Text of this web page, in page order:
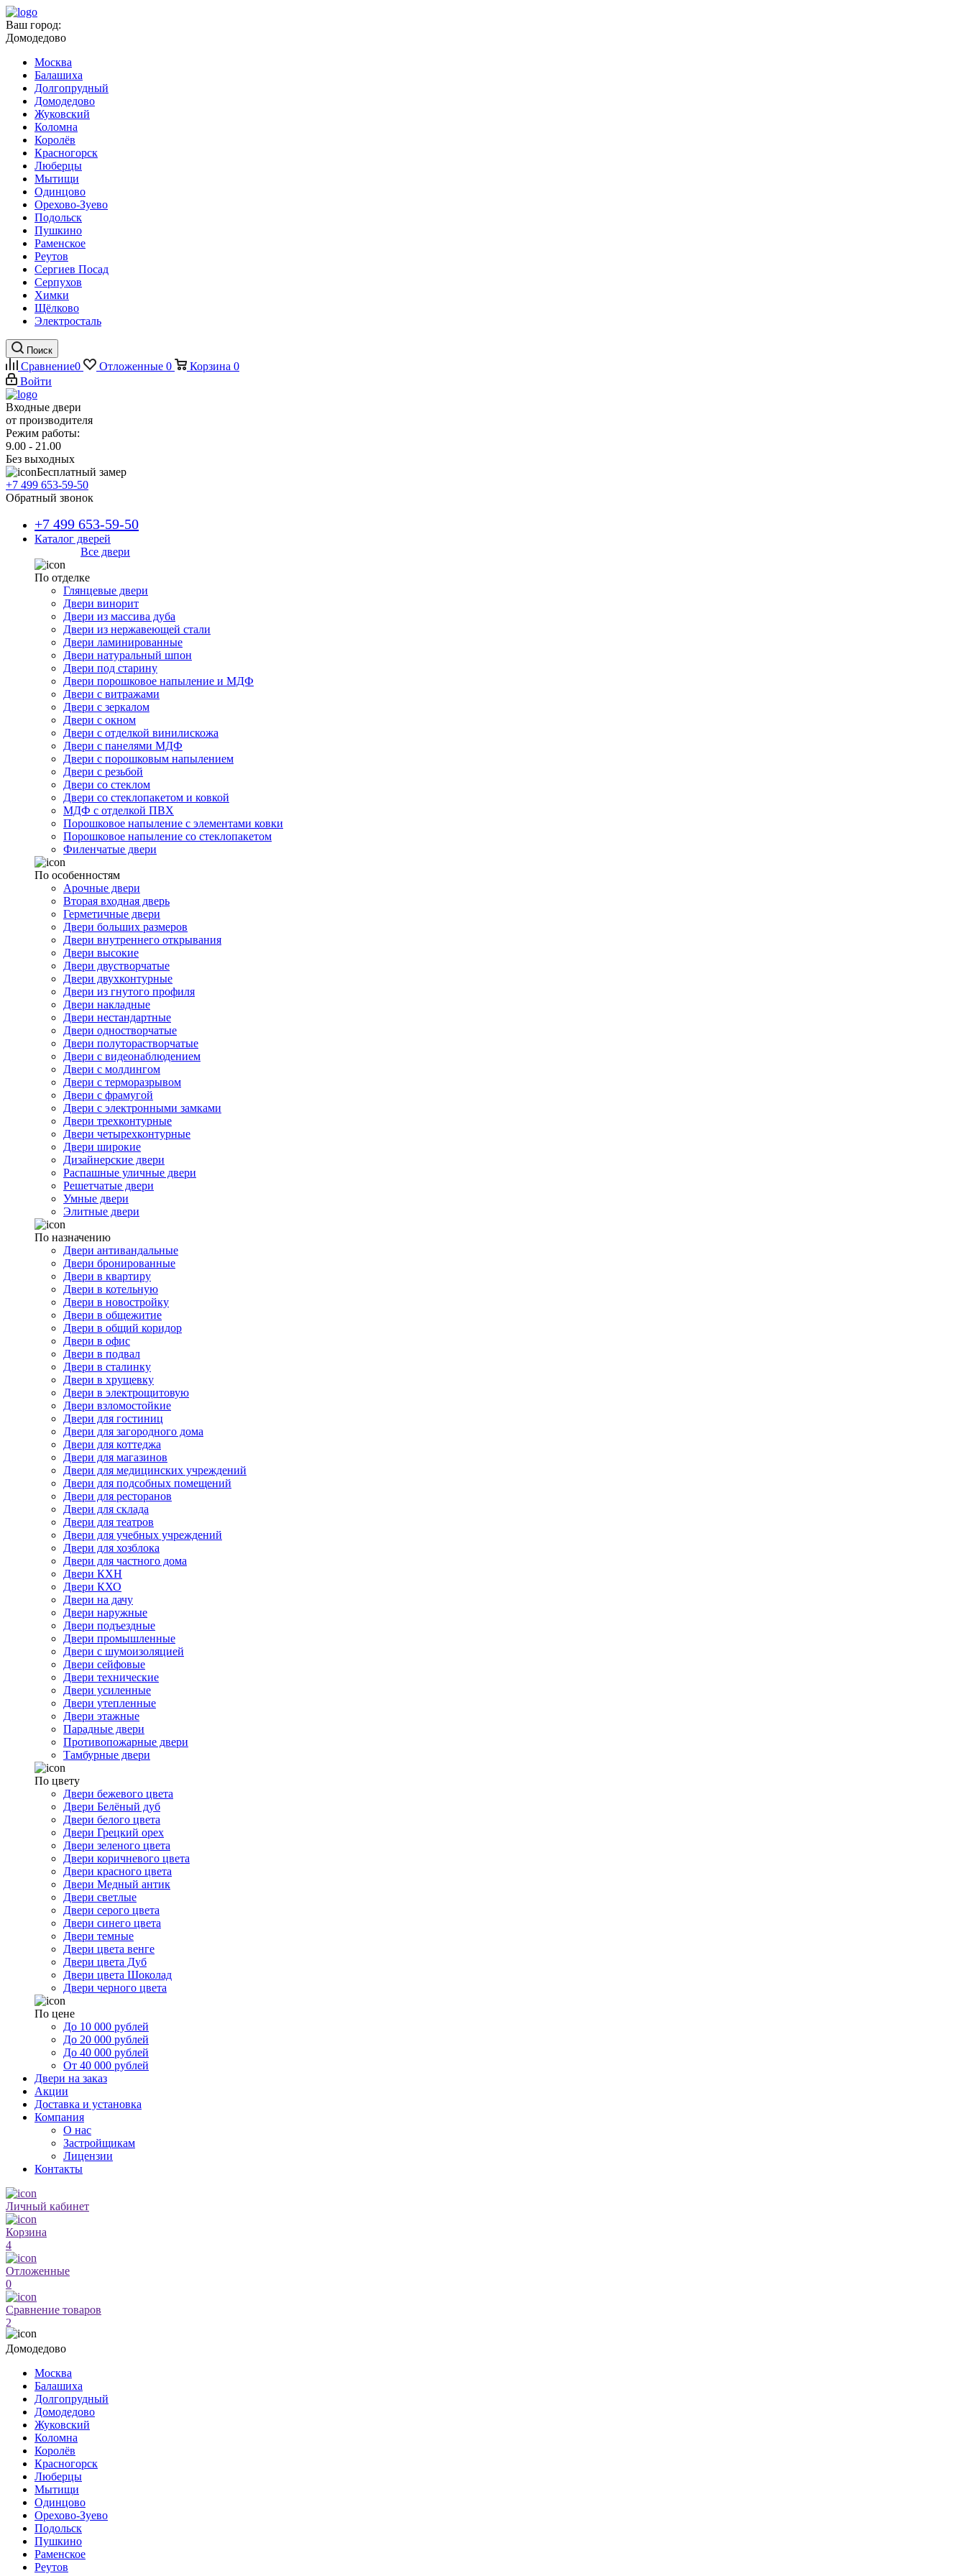
Ваш город:
Домодедово
Москва
Балашиха
Долгопрудный
Домодедово
Жуковский
Коломна
Королёв
Красногорск
Люберцы
Мытищи
Одинцово
Орехово-Зуево
Подольск
Пушкино
Раменское
Реутов
Сергиев Посад
Серпухов
Химки
Щёлково
Электросталь
Поиск
Сравнение0 Отложенные 0 Корзина 0
Войти
Входные двери
от производителя
Режим работы:
9.00 - 21.00
Без выходных
Бесплатный замер
+7 499 653-59-50
Обратный звонок
+7 499 653-59-50
Каталог дверей
Все двери
По отделке
Глянцевые двери
Двери винорит
Двери из массива дуба
Двери из нержавеющей стали
Двери ламинированные
Двери натуральный шпон
Двери под старину
Двери порошковое напыление и МДФ
Двери с витражами
Двери с зеркалом
Двери с окном
Двери с отделкой винилискожа
Двери с панелями МДФ
Двери с порошковым напылением
Двери с резьбой
Двери со стеклом
Двери со стеклопакетом и ковкой
МДФ с отделкой ПВХ
Порошковое напыление с элементами ковки
Порошковое напыление со стеклопакетом
Филенчатые двери
По особенностям
Арочные двери
Вторая входная дверь
Герметичные двери
Двери больших размеров
Двери внутреннего открывания
Двери высокие
Двери двустворчатые
Двери двухконтурные
Двери из гнутого профиля
Двери накладные
Двери нестандартные
Двери одностворчатые
Двери полуторастворчатые
Двери с видеонаблюдением
Двери с молдингом
Двери с терморазрывом
Двери с фрамугой
Двери с электронными замками
Двери трехконтурные
Двери четырехконтурные
Двери широкие
Дизайнерские двери
Распашные уличные двери
Решетчатые двери
Умные двери
Элитные двери
По назначению
Двери антивандальные
Двери бронированные
Двери в квартиру
Двери в котельную
Двери в новостройку
Двери в общежитие
Двери в общий коридор
Двери в офис
Двери в подвал
Двери в сталинку
Двери в хрущевку
Двери в электрощитовую
Двери взломостойкие
Двери для гостиниц
Двери для загородного дома
Двери для коттеджа
Двери для магазинов
Двери для медицинских учреждений
Двери для подсобных помещений
Двери для ресторанов
Двери для склада
Двери для театров
Двери для учебных учреждений
Двери для хозблока
Двери для частного дома
Двери КХН
Двери КХО
Двери на дачу
Двери наружные
Двери подъездные
Двери промышленные
Двери с шумоизоляцией
Двери сейфовые
Двери технические
Двери усиленные
Двери утепленные
Двери этажные
Парадные двери
Противопожарные двери
Тамбурные двери
По цвету
Двери бежевого цвета
Двери Белёный дуб
Двери белого цвета
Двери Грецкий орех
Двери зеленого цвета
Двери коричневого цвета
Двери красного цвета
Двери Медный антик
Двери светлые
Двери серого цвета
Двери синего цвета
Двери темные
Двери цвета венге
Двери цвета Дуб
Двери цвета Шоколад
Двери черного цвета
По цене
До 10 000 рублей
До 20 000 рублей
До 40 000 рублей
От 40 000 рублей
Двери на заказ
Акции
Доставка и установка
Компания
О нас
Застройщикам
Лицензии
Контакты
Личный кабинет
Корзина
4
Отложенные
0
Сравнение товаров
2
Домодедово
Москва
Балашиха
Долгопрудный
Домодедово
Жуковский
Коломна
Королёв
Красногорск
Люберцы
Мытищи
Одинцово
Орехово-Зуево
Подольск
Пушкино
Раменское
Реутов